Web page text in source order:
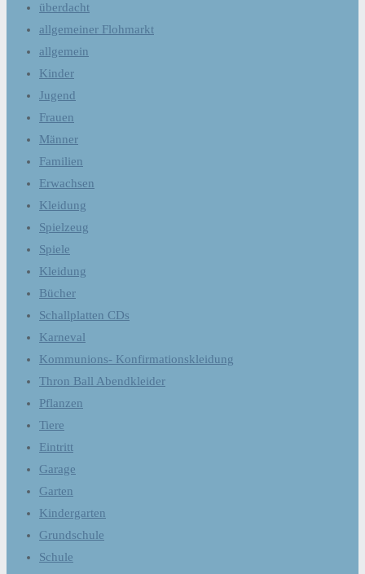
überdacht
allgemeiner Flohmarkt
allgemein
Kinder
Jugend
Frauen
Männer
Familien
Erwachsen
Kleidung
Spielzeug
Spiele
Kleidung
Bücher
Schallplatten CDs
Karneval
Kommunions- Konfirmationskleidung
Thron Ball Abendkleider
Pflanzen
Tiere
Eintritt
Garage
Garten
Kindergarten
Grundschule
Schule